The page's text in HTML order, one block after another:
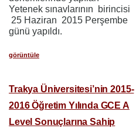
Yetenek sınavlarının birincisi
25 Haziran 2015 Perşembe
günü yapıldı.
görüntüle
Trakya Üniversitesi’nin 2015-
2016 Öğretim Yılında GCE A
Level Sonuçlarına Sahip